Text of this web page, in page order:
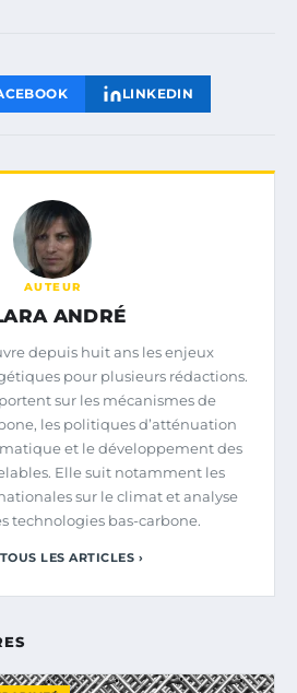
LINKEDIN
AUTEUR
ANDRÉ
depuis huit ans les enjeux
pour plusieurs rédactions.
sur les mécanismes de
les politiques d’atténuation
et le développement des
Elle suit notamment les
sur le climat et analyse
technologies bas-carbone.
LES ARTICLES ›